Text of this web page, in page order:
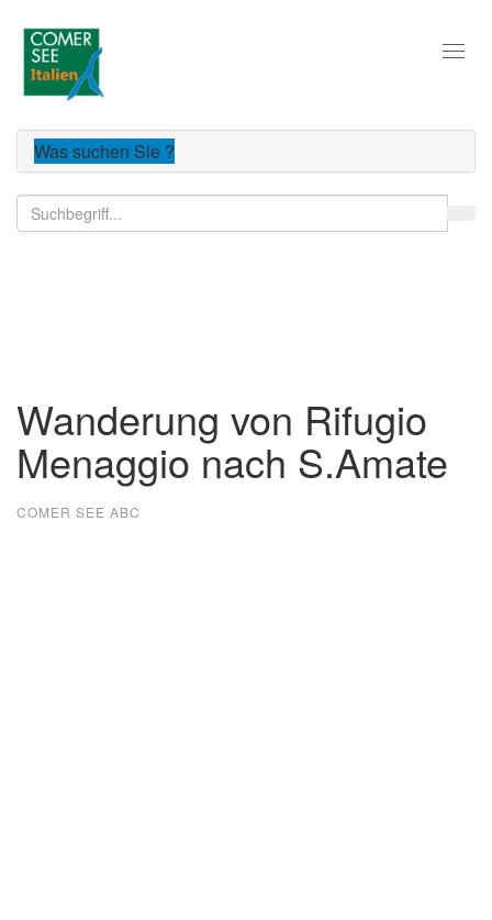
Was suchen Sie ?
Wanderung von Rifugio
Menaggio nach S.Amate
COMER SEE ABC